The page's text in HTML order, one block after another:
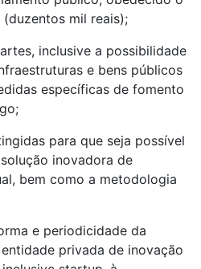
mil reais);
inclusive a possibilidade
e bens públicos
específicas de fomento
para que seja possível
inovadora de
bem como a metodologia
e periodicidade da
privada de inovação